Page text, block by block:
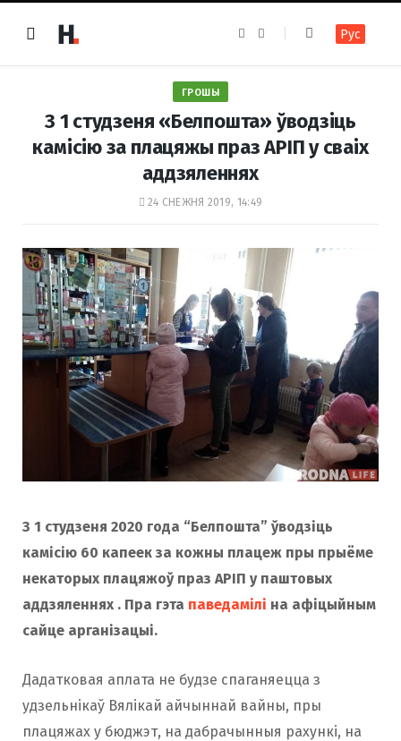
e
k
t
a
m
Рус
ГРОШЫ
З 1 студзеня «Белпошта» ўводзіць
камісію за плацяжы праз АРІП у сваіх
аддзяленнях
24 СНЕЖНЯ 2019, 14:49
З 1 студзеня 2020 года “Белпошта” ўводзіць
камісію 60 капеек за кожны плацеж пры прыёме
некаторых плацяжоў праз АРІП у паштовых
аддзяленнях . Пра гэта паведамілі на афіцыйным
сайце арганізацыі.
Дадатковая аплата не будзе спаганяецца з
удзельнікаў Вялікай айчыннай вайны, пры
плацяжах у бюджэт, на дабрачынныя рахункі, на